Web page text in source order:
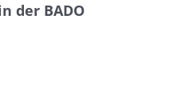
der BADO